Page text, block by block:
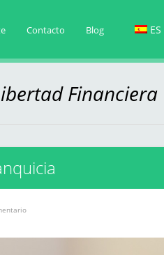
Contacto Blog ES
Financiera